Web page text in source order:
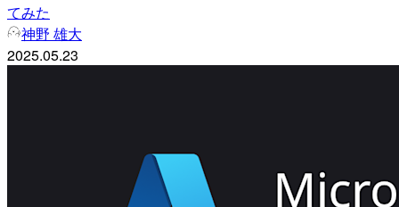
てみた
神野 雄大
2025.05.23